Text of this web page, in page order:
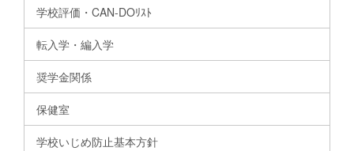
学校評価・CAN-DOﾘｽﾄ
転入学・編入学
奨学金関係
保健室
学校いじめ防止基本方針